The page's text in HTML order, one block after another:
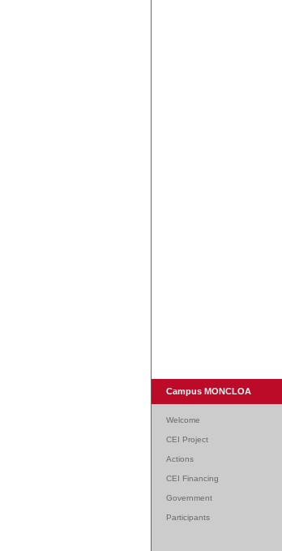
Campus MONCLOA
Welcome
CEI Project
Actions
CEI Financing
Government
Participants